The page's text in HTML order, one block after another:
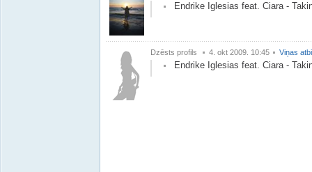
Endrike Iglesias feat. Ciara -
Dzēsts profils 4. okt 2009. 10:45 Viņas
Endrike Iglesias feat. Ciara -